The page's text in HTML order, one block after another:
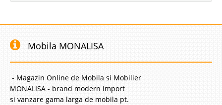
Mobila MONALISA
- Magazin Online de Mobila si Mobilier
MONALISA - brand modern import
si vanzare gama larga de mobila pt.